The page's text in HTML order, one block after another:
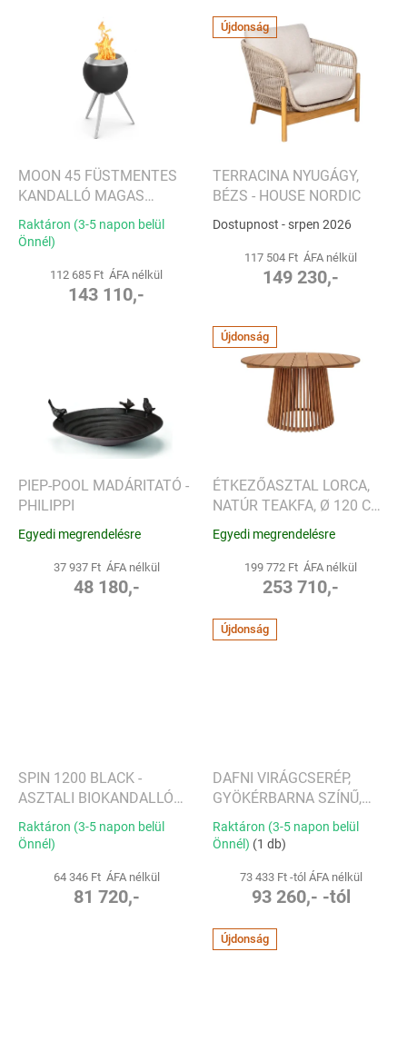
MOON 45 FÜSTMENTES
KANDALLÓ MAGAS
TALPPAL - HÖFATS
Raktáron (3-5 napon belül
Önnél)
112 685 Ft ÁFA nélkül
143 110,-
Újdonság
TERRACINA NYUGÁGY,
BÉZS - HOUSE NORDIC
Dostupnost - srpen 2026
117 504 Ft ÁFA nélkül
149 230,-
PIEP-POOL MADÁRITATÓ -
PHILIPPI
Egyedi megrendelésre
37 937 Ft ÁFA nélkül
48 180,-
Újdonság
ÉTKEZŐASZTAL LORCA,
NATÚR TEAKFA, Ø 120 CM
- HOUSE NORDIC
Egyedi megrendelésre
199 772 Ft ÁFA nélkül
253 710,-
SPIN 1200 BLACK -
ASZTALI BIOKANDALLÓ
FEKETE - HÖFATS
Raktáron (3-5 napon belül
Önnél)
64 346 Ft ÁFA nélkül
81 720,-
Újdonság
DAFNI VIRÁGCSERÉP,
GYÖKÉRBARNA SZÍNŰ,
TÖBB MÉRETBEN -
POTTERYPOTS
Raktáron (3-5 napon belül
Önnél) (1 db)
73 433 Ft -tól ÁFA nélkül
93 260,- -tól
Újdonság